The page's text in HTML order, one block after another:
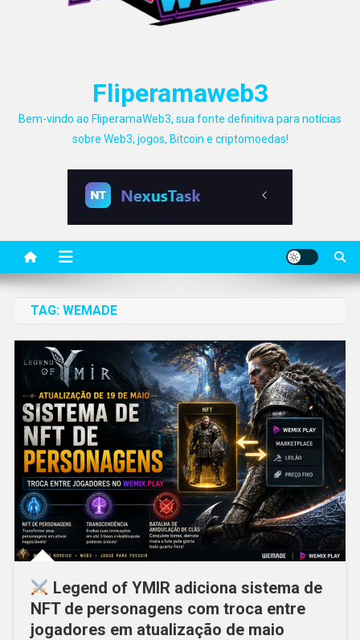
Fliperamaweb3
Bem-vindo ao FliperamaWeb3, sua fonte definitiva para notícias
sobre Web3, jogos, Bitcoin e criptomoedas!
TAG: WEMADE
Legend of YMIR adiciona sistema de
NFT de personagens com troca entre
jogadores em atualização de maio